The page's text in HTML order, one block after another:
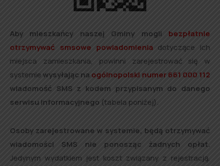
Aby mieszkańcy naszej Gminy mogli bezpłatnie
otrzymywać smsowe powiadomienia dotyczące ich
miejsca zamieszkania, powinni zarejestrować się w
systemiewysyłając na ogólnopolski numer 661 000 112
wiadomość SMS z kodem przypisanym do danego
serwisu informacyjnego (tabela poniżej).
Osoby zarejestrowane w systemie, będą otrzymywać
wiadomości SMS nie ponosząc żadnych opłat.
Jedynym wydatkiem jest koszt związany z rejestracją,